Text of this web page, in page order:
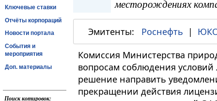
Ключевые ставки
Отчёты корпораций
Новости портала
События и
мероприятия
Доп. материалы
Поиск котировок:
месторождениях
Эмитенты: Роснефть |
Комиссия Министерства
вопросам соблюдения
решение направить
прекращении действия